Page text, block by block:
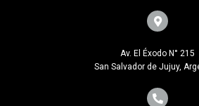
Av. El Éxodo N° 215
San Salvador de Jujuy,